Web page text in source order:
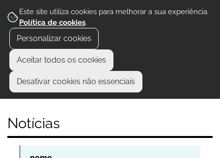
Este site utiliza cookies para melhorar a sua experiência.
Política de cookies.
Personalizar cookies
Aceitar todos os cookies
Desativar cookies não essenciais
Notícias